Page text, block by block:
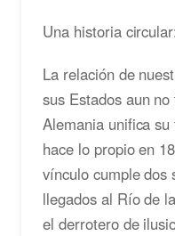
Una historia
La relación de
sus Estados aun
Alemania unifica
hace lo propio en
vínculo cumple dos
llegados al Río de
el derrotero de